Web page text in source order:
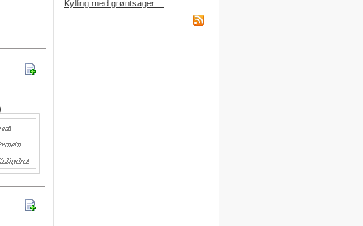
købt et abonnement.
Kylling med grøntsager ...